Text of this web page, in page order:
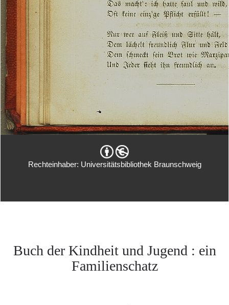
Rechteinhaber: Universitätsbibliothek Braunschweig
Buch der Kindheit und Jugend : ein
Familienschatz